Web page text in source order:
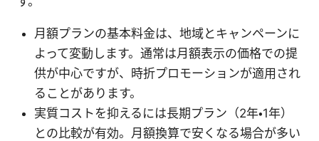
月額プランの基本料金は、地域とキャンペーンに
よって変動します。通常は月額表示の価格での提
供が中心ですが、時折プロモーションが適用され
ることがあります。
実質コストを抑えるには長期プラン（2年・1年）
との比較が有効。月額換算で安くなる場合が多い